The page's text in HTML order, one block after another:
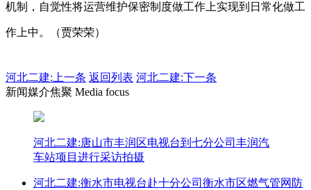
机制，自觉性将运营维护保密制度做工作上实现到日常化做工
作上中。（贾荣荣）
河北二建: 上一条 返回列表 河北二建:下一条
新闻媒介焦聚 Media focus
河北二建:唐山市丰润区电视台到七分公司丰润汽
车站项目进行采访拍摄
河北二建:衡水市电视台赴十分公司衡水市区燃气管网防